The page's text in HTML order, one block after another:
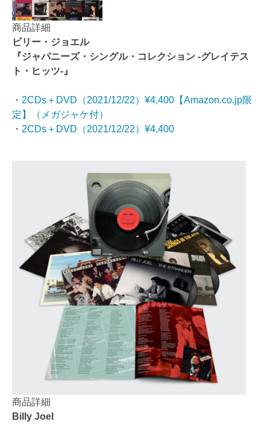
商品詳細
ビリー・ジョエル
『ジャパニーズ・シングル・コレクション -グレイテス
ト・ヒッツ-』
・ 2CDs＋DVD（2021/12/22）¥4,400【Amazon.co.jp限
定】（メガジャケ付）
・ 2CDs＋DVD（2021/12/22）¥4,400
商品詳細
Billy Joel